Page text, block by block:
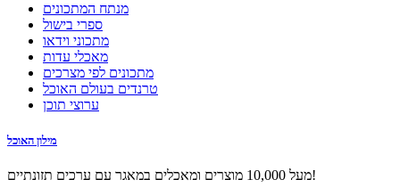
מנתח המתכונים
ספרי בישול
מתכוני וידאו
מאכלי עדות
מתכונים לפי מצרכים
טרנדים בעולם האוכל
ערוצי תוכן
מילון האוכל
מעל 10,000 מוצרים ומאכלים במאגר עם ערכים תזונתיים!